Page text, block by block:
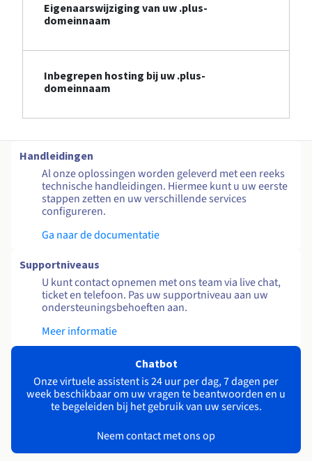
Eigenaarswijziging van uw .plus-
domeinnaam
Inbegrepen hosting bij uw .plus-
domeinnaam
Handleidingen
Al onze oplossingen worden geleverd met een reeks
technische handleidingen. Hiermee kunt u uw eerste
stappen zetten en uw verschillende services
configureren.
Ga naar de documentatie
Supportniveaus
U kunt contact opnemen met ons team via live chat,
ticket en telefoon. Pas uw supportniveau aan uw
ondersteuningsbehoeften aan.
Meer informatie
Chatbot
Onze virtuele assistent is 24 uur per dag, 7 dagen per
week beschikbaar om uw vragen te beantwoorden en u
te begeleiden bij het gebruik van uw services.
Neem contact met ons op